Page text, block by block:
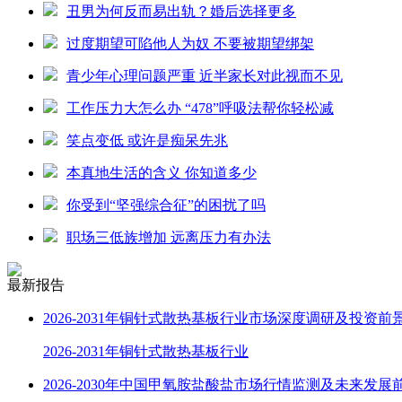
丑男为何反而易出轨？婚后选择更多
过度期望可陷他人为奴 不要被期望绑架
青少年心理问题严重 近半家长对此视而不见
工作压力大怎么办 “478”呼吸法帮你轻松减
笑点变低 或许是痴呆先兆
本真地生活的含义 你知道多少
你受到“坚强综合征”的困扰了吗
职场三低族增加 远离压力有办法
最新报告
2026-2031年铜针式散热基板行业市场深度调研及投资前
2026-2031年铜针式散热基板行业
2026-2030年中国甲氧胺盐酸盐市场行情监测及未来发展